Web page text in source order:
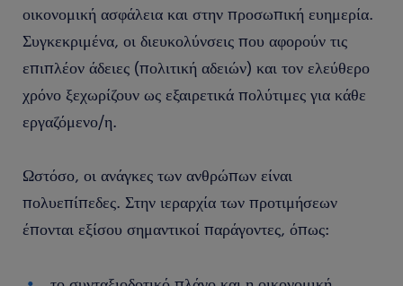
οικονομική ασφάλεια και στην προσωπική ευημερία.
Συγκεκριμένα, οι διευκολύνσεις που αφορούν τις
επιπλέον άδειες (πολιτική αδειών) και τον ελεύθερο
χρόνο ξεχωρίζουν ως εξαιρετικά πολύτιμες για κάθε
εργαζόμενο/η.
Ωστόσο, οι ανάγκες των ανθρώπων είναι
πολυεπίπεδες. Στην ιεραρχία των προτιμήσεων
έπονται εξίσου σημαντικοί παράγοντες, όπως: